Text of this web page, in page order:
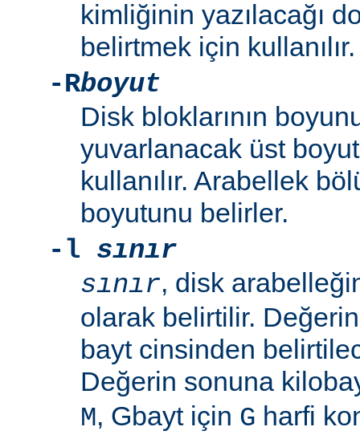
kimliğinin yazılacağı
belirtmek için kullanılır.
-Rboyut
Disk bloklarının
yuvarlanacak üst
kullanılır. Arabellek
boyutunu belirler.
-l sınır
sınır, disk
olarak belirtilir.
bayt cinsinden
Değerin sonuna
M, Gbayt için G harfi